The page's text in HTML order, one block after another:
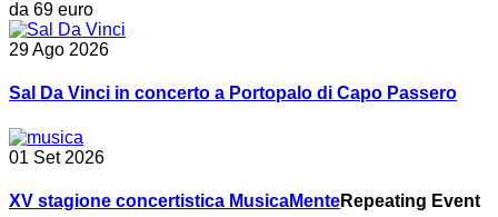
da 69 euro
29 Ago 2026
Sal Da Vinci in concerto a Portopalo di Capo Passero
01 Set 2026
XV stagione concertistica MusicaMenteRepeating Event